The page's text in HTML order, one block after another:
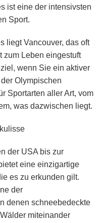
ist eine der intensivsten
Sport.
liegt Vancouver, das oft
zum Leben eingestuft
wenn Sie ein aktiver
Olympischen
Sportarten aller Art, vom
was dazwischen liegt.
der USA bis zur
eine einzigartige
es zu erkunden gilt.
der
denen schneebedeckte
miteinander